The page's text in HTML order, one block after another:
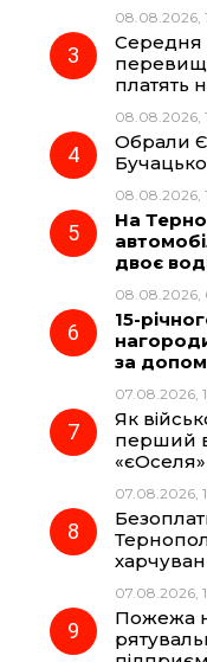
k
08.08.2026,
Середня
платять
08.08.2026,
Обрали
08.08.2026,
На
двоє
08.08.2026,
15-
за
07.08.2026,
Як
перший
«єОселя»
07.08.2026,
07.08.2026,
Пожежа